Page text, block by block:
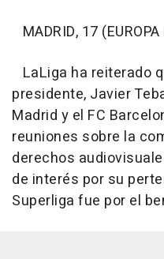
MADRID, 17
LaLiga ha reiterado
presidente, Javier
Madrid y el FC
reuniones sobre la
derechos
de interés por su
Superliga fue por el